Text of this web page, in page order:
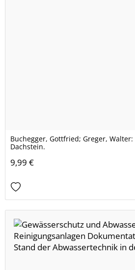
Buchegger, Gottfried; Greger,
Dachstein.
9,99 €